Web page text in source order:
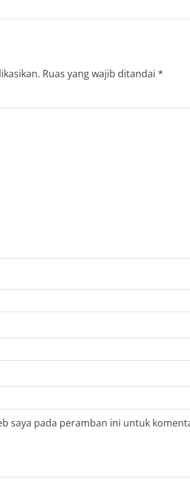
Ruas yang wajib ditandai *
saya pada peramban ini untuk